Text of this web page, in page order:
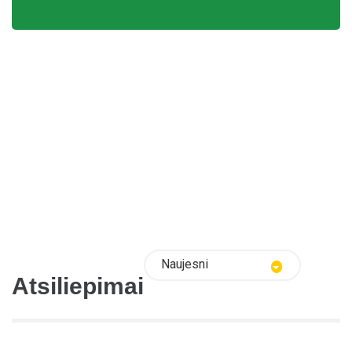
Atsiliepimai
Naujesni